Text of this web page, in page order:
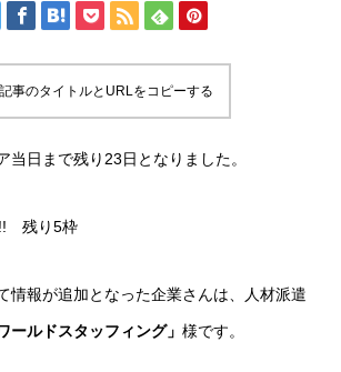
事のタイトルとURLをコピーする
当日まで残り23日となりました。
!! 残り5枠
情報が追加となった企業さんは、人材派遣
ルドスタッフィング」 様です。